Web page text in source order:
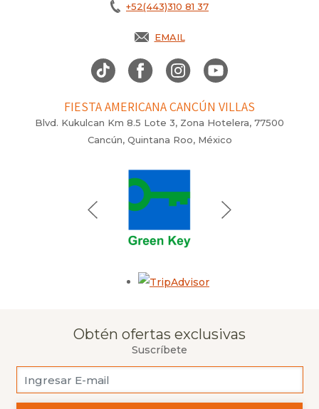
+52(443)310 81 37
EMAIL
FIESTA AMERICANA CANCÚN VILLAS
Blvd. Kukulcan Km 8.5 Lote 3, Zona Hotelera, 77500
Cancún, Quintana Roo, México
Obtén ofertas exclusivas
Suscríbete